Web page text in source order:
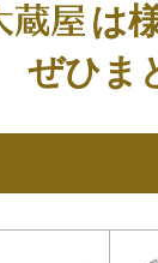
は
ぜひま